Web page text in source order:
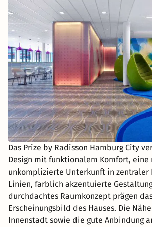
Das Prize by Radisson Hamburg City
Design mit funktionalem Komfort, eine
unkomplizierte Unterkunft in zentraler
Linien, farblich akzentuierte
durchdachtes Raumkonzept prägen
Erscheinungsbild des Hauses. Die
Innenstadt sowie die gute Anbindung